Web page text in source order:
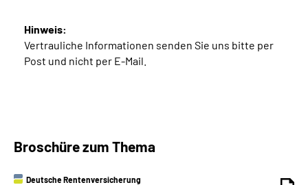
Hinweis:
Vertrauliche Informationen senden Sie uns bitte per
Post und nicht per E-Mail.
Broschüre zum Thema
Deutsche Rentenversicherung